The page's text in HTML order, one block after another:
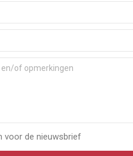
voor de nieuwsbrief